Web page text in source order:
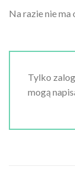
Na razie nie ma
Tylko
mogą